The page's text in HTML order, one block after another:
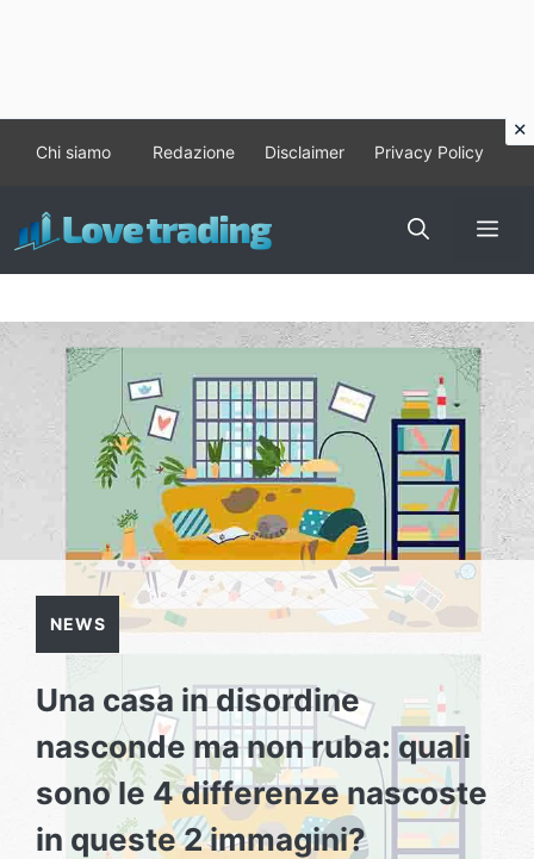
contenuto
Chi siamo Redazione Disclaimer Privacy Policy
NEWS
Una casa in disordine
nasconde ma non ruba: quali
sono le 4 differenze nascoste
in queste 2 immagini?